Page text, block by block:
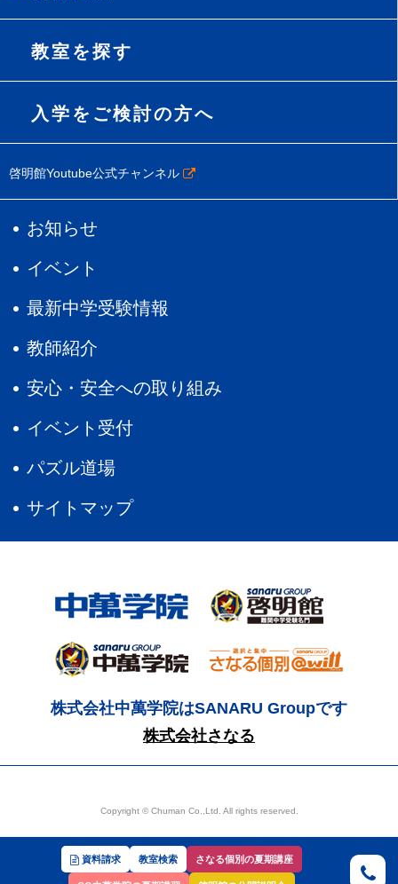
資料請求 教室検索 さなる個別の夏期講座
教室を探す
入学をご検討の方へ
啓明館Youtube公式チャンネル
お知らせ
イベント
最新中学受験情報
教師紹介
安心・安全への取り組み
イベント受付
パズル道場
サイトマップ
株式会社中萬学院はSANARU Groupです
株式会社さなる
Copyright © Chuman Co.,Ltd. All rights reserved.